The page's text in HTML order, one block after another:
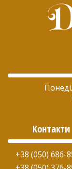
Контакти
+38 (050) 686-